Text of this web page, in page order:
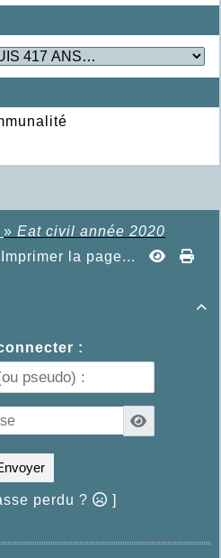
» Eat civil année 2020
Imprimer la page...

:
perdu ? ]